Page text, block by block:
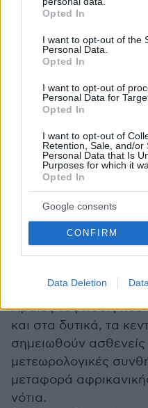
grant or deny consent to
use your data for below
consent section.
Opted In
I want to opt-out of the
Personal Data.
Opted In
I want to opt-out of
Personal Data for
Opted In
I want to opt-out of
Retention, Sale, and/or
Personal Data that Is
Purposes for which it
Opted In
Google consents
CONFIRM
Data Deletion
ΠΡΟΓΝΩΣΗ ΓΙΑ
ορατότητα τις
περιορισμένη κυρίως
με 6 και στο νότιο
στα ανατολικά από
και στο Αιγαίο
Η θερμοκρασία θα
όλη τη χώρα και θα
τοπικά στα
Κελσίου.
ΣΑΒΒΑΤΟ 16-04-2022
Αραιές νεφώσεις
και στα δυτικά, τα
σημειωθούν ασθενείς
μετεωρολογικές
μεταφορά
νότια.